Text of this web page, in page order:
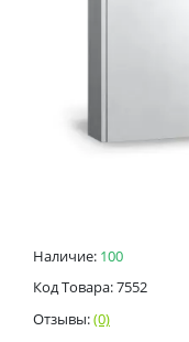
Наличие: 100
Код Товара: 7552
Отзывы:(0)